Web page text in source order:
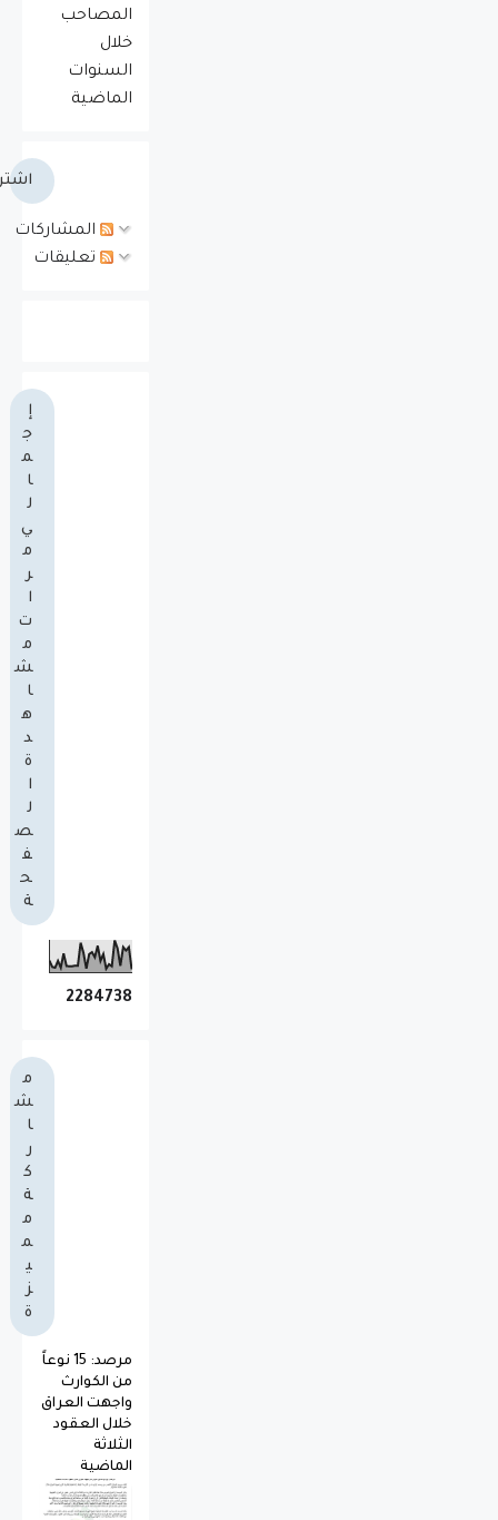
المصاحب
خلال
السنوات
الماضية
المشاركات
تعليقات
إ
ج
م
ا
ل
ي
م
ر
ا
ت
م
ش
ا
ه
د
ة
ا
ل
ص
ف
ح
ة
2284738
م
ش
ا
ر
ك
ة
م
م
ي
ز
ة
مرصد: 15 نوعاً
من الكوارث
واجهت العراق
خلال العقود
الثلاثة
الماضية